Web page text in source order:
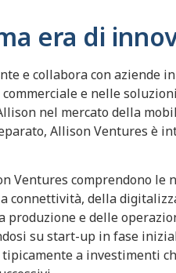
era di
e collabora con aziende
e nelle
nel mercato della
Allison Ventures è
Ventures comprendono le
connettività, della
e delle
su start-up in fase
a investimenti